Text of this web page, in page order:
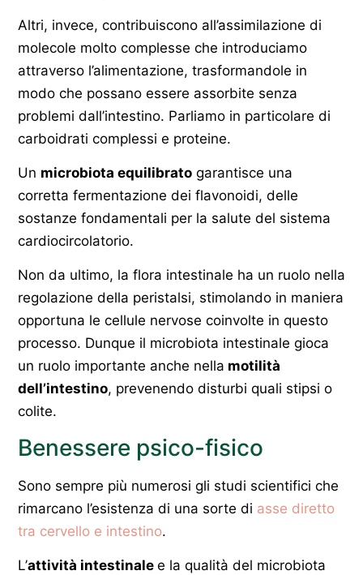
Altri, invece, contribuiscono all’assimilazione di
molecole molto complesse che introduciamo
attraverso l’alimentazione, trasformandole in
modo che possano essere assorbite senza
problemi dall’intestino. Parliamo in particolare di
carboidrati complessi e proteine.
Un microbiota equilibrato garantisce una
corretta fermentazione dei flavonoidi, delle
sostanze fondamentali per la salute del sistema
cardiocircolatorio.
Non da ultimo, la flora intestinale ha un ruolo nella
regolazione della peristalsi, stimolando in maniera
opportuna le cellule nervose coinvolte in questo
processo. Dunque il microbiota intestinale gioca
un ruolo importante anche nella motilità
dell’intestino, prevenendo disturbi quali stipsi o
colite.
Benessere psico-fisico
Sono sempre più numerosi gli studi scientifici che
rimarcano l’esistenza di una sorte di asse diretto
tra cervello e intestino.
L’attività intestinale e la qualità del microbiota